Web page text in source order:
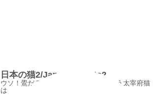
日本の猫2/JapaneseCats2
ウソ！鷽だろう、この猫ったら、という太宰府猫
は